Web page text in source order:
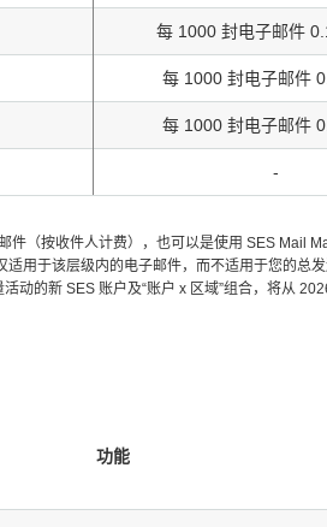
每 1000 封电子邮件
每 1000 封电子邮件
每 1000 封电子邮件
-
件（按收件人计费），也可以是使用 SES Mail
用于该层级内的电子邮件，而不适用于您的总
动的新 SES 账户及“账户 x 区域”组合，将从
功能